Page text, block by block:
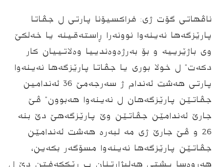
ناڤهاتی گۆت ژی: فراكسیۆنا پارتی ل جڤاتا
پارێزگه‌ها نەینەوا نوونه‌را ڕاستەقینە یا خەلكێ
وی باژێرییه‌ و بۆ بەرژەوەندییا وه‌لاتییان کار
دکەت” ل خولا بوری یا جڤاتا پارێزگه‌ها نه‌ینه‌وا
پارتی ھەشت ئەندام ژ سه‌رجه‌مێ 36 ئه‌ندامین
جڤاتێن پارێزگه‌هان ل نه‌ینه‌وا هه‌بوون” ڤێ
جارێ ئه‌ندامێن جڤاتێن وێ پارێزگه‌هێ دێ بنه‌
26 و ڤێ جارێ ژی مه‌ لبه‌ره‌ هه‌شت ئه‌ندامێن
جڤاتێن پارێزگه‌ها نه‌ینه‌وا مسۆگه‌ر بكه‌ین،
هه‌روه‌سا پشتی ھەلبژارتنان ب ڕێککەفتن دێ ل